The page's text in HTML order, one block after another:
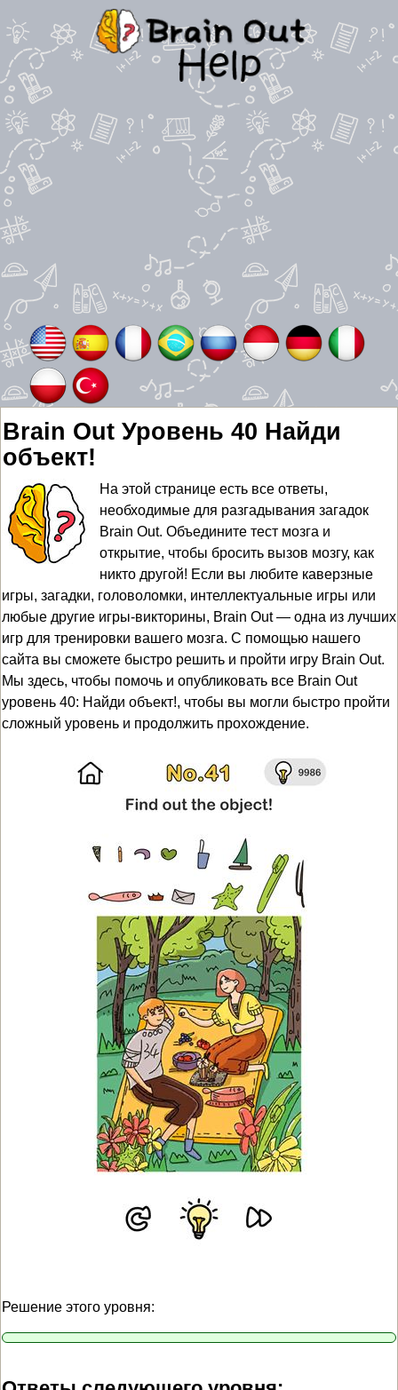
Brain Out Уровень 40 Найди
объект!
На этой странице есть все ответы,
необходимые для разгадывания загадок
Brain Out. Объедините тест мозга и
открытие, чтобы бросить вызов мозгу, как
никто другой! Если вы любите каверзные
игры, загадки, головоломки, интеллектуальные игры или
любые другие игры-викторины, Brain Out — одна из лучших
игр для тренировки вашего мозга. С помощью нашего
сайта вы сможете быстро решить и пройти игру Brain Out.
Мы здесь, чтобы помочь и опубликовать все Brain Out
уровень 40: Найди объект!, чтобы вы могли быстро пройти
сложный уровень и продолжить прохождение.
Решение этого уровня: